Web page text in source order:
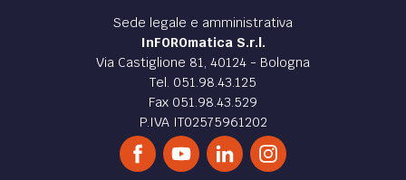
Sede legale e amministrativa
InFOROmatica S.r.l.
Via Castiglione 81, 40124 - Bologna
Tel. 051.98.43.125
Fax 051.98.43.529
P.IVA IT02575961202